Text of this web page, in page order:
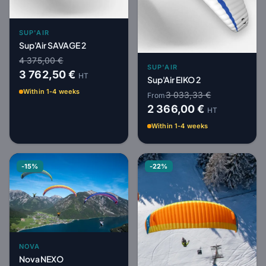
SUP'AIR
Sup'Air SAVAGE 2
4 375,00 €
3 762,50 € HT
Within 1-4 weeks
SUP'AIR
Sup'Air EIKO 2
From3 033,33 €
2 366,00 € HT
Within 1-4 weeks
-15%
NOVA
Nova NEXO
-22%